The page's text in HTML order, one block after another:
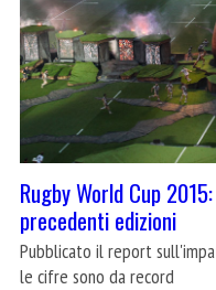
Rugby World Cup
precedenti edizioni
Pubblicato il report
le cifre sono da record